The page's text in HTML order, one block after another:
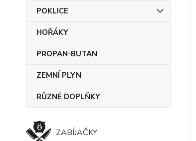
POKLICE
HOŘÁKY
PROPAN-BUTAN
ZEMNÍ PLYN
RŮZNÉ DOPLŇKY
ZABÍJAČKY